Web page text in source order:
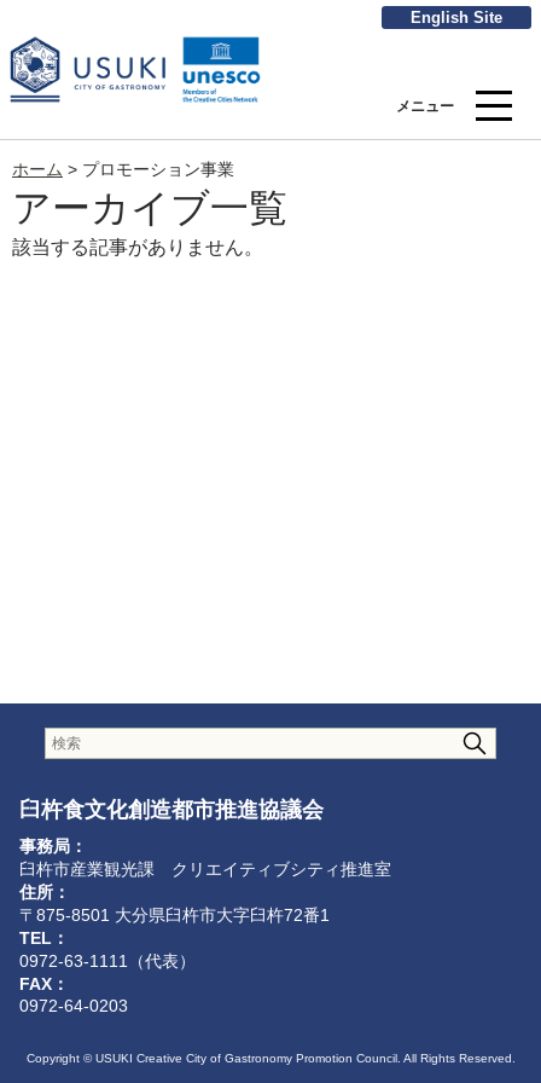
English Site
メニュー
ホーム > プロモーション事業
アーカイブ一覧
該当する記事がありません。
臼杵食文化創造都市推進協議会
事務局：
臼杵市産業観光課 クリエイティブシティ推進室
住所：
〒875-8501 大分県臼杵市大字臼杵72番1
TEL：
0972-63-1111（代表）
FAX：
0972-64-0203
Copyright © USUKI Creative City of Gastronomy Promotion Council. All Rights Reserved.